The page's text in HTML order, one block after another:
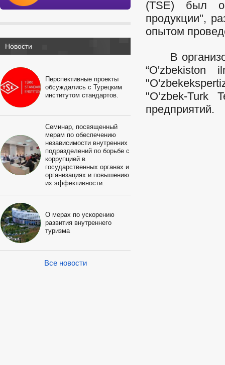
Новости
Перспективные проекты
обсуждались с Турецким
институтом стандартов.
Семинар, посвященный
мерам по обеспечению
независимости внутренних
подразделений по борьбе с
коррупцией в
государственных органах и
организациях и повышению
их эффективности.
О мерах по ускорению
развития внутреннего
туризма
Все новости
(TSE) был
продукции",
опытом
В
“O'zbekiston
"O’zbek-Turk
предприятий.